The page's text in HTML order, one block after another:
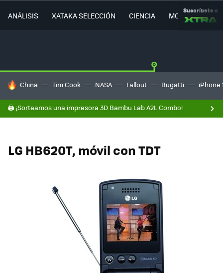
ANÁLISIS XATAKA SELECCIÓN CIENCIA MOVILIDAD
Suscríbete a
HOY SE HABLA DE
China Tim Cook NASA Fallout Bugatti iPhone
🖨️ ¡Sorteamos una impresora 3D Bambu Lab A2L Combo!
LG HB620T, móvil con TDT